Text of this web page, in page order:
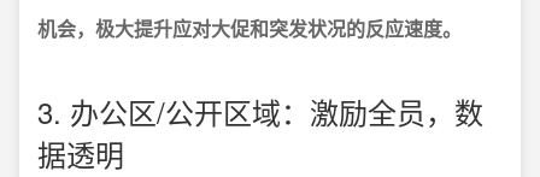
机会，极大提升应对大促和突发状况的反应速度。
3. 办公区/公开区域：激励全员，数
据透明